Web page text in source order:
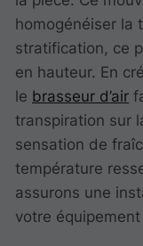
homogénéiser la
stratification, ce
en hauteur. En
le brasseur d’air
transpiration sur
sensation de
température
assurons une
votre